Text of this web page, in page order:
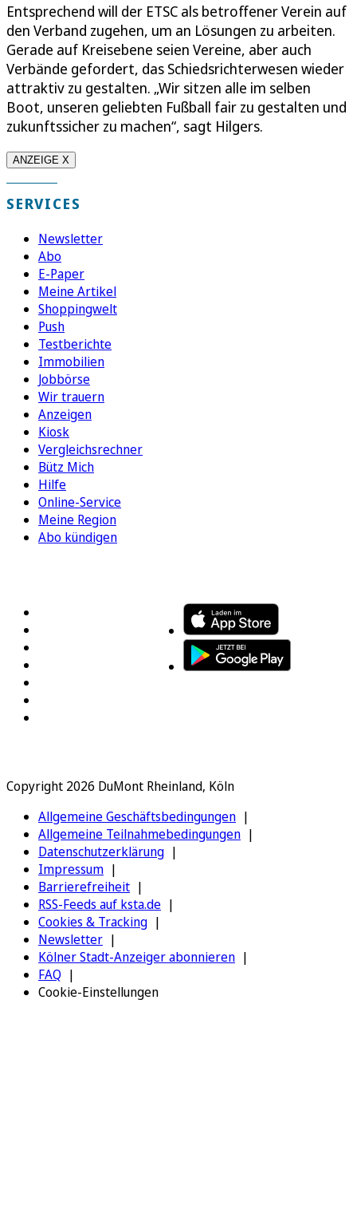
Entsprechend will der ETSC als betroffener Verein auf
den Verband zugehen, um an Lösungen zu arbeiten.
Gerade auf Kreisebene seien Vereine, aber auch
Verbände gefordert, das Schiedsrichterwesen wieder
attraktiv zu gestalten. „Wir sitzen alle im selben
Boot, unseren geliebten Fußball fair zu gestalten und
zukunftssicher zu machen“, sagt Hilgers.
ANZEIGE X
SERVICES
Newsletter
Abo
E-Paper
Meine Artikel
Shoppingwelt
Push
Testberichte
Immobilien
Jobbörse
Wir trauern
Anzeigen
Kiosk
Vergleichsrechner
Bütz Mich
Hilfe
Online-Service
Meine Region
Abo kündigen
Copyright 2026 DuMont Rheinland, Köln
Allgemeine Geschäftsbedingungen
Allgemeine Teilnahmebedingungen
Datenschutzerklärung
Impressum
Barrierefreiheit
RSS-Feeds auf ksta.de
Cookies & Tracking
Newsletter
Kölner Stadt-Anzeiger abonnieren
FAQ
Cookie-Einstellungen